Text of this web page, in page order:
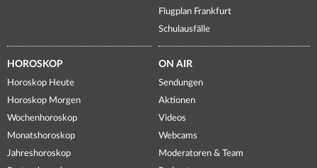
Flugplan Frankfurt
Schulausfälle
HOROSKOP
Horoskop Heute
Horoskop Morgen
Wochenhoroskop
Monatshoroskop
Jahreshoroskop
ON AIR
Sendungen
Aktionen
Videos
Webcams
Moderatoren & Team